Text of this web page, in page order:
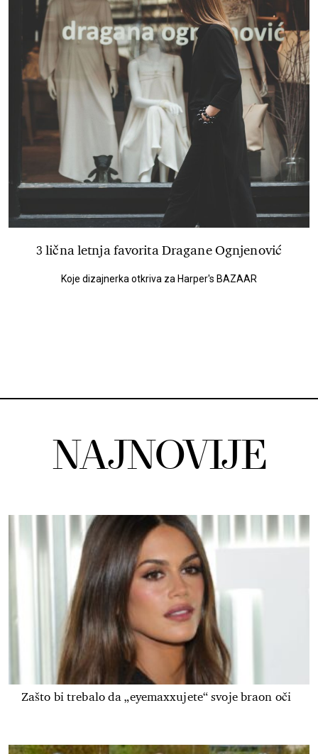
3 lična letnja favorita Dragane Ognjenović
Koje dizajnerka otkriva za Harper's BAZAAR
NAJNOVIJE
Zašto bi trebalo da „eyemaxxujete“ svoje braon oči